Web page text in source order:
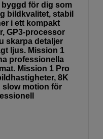
byggd för dig som
bildkvalitet, stabil
i ett kompakt
GP3-processor
skarpa detaljer
ljus. Mission 1
professionella
Mission 1 Pro
8K
slow motion för